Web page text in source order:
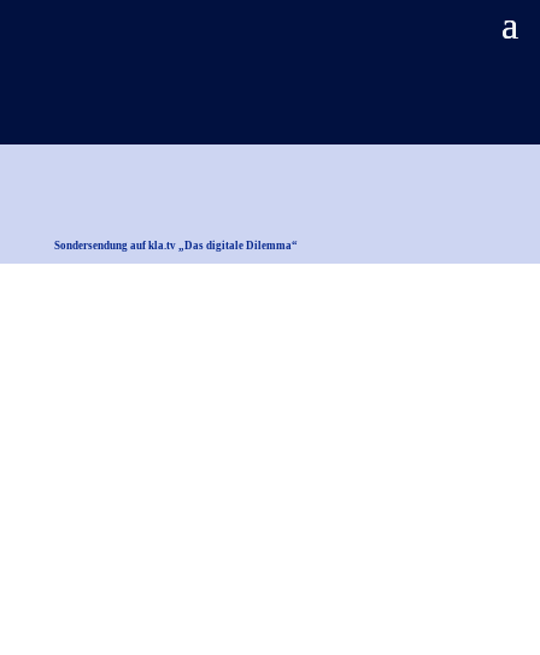
Sondersendung auf kla.tv „Das digitale Dilemma“